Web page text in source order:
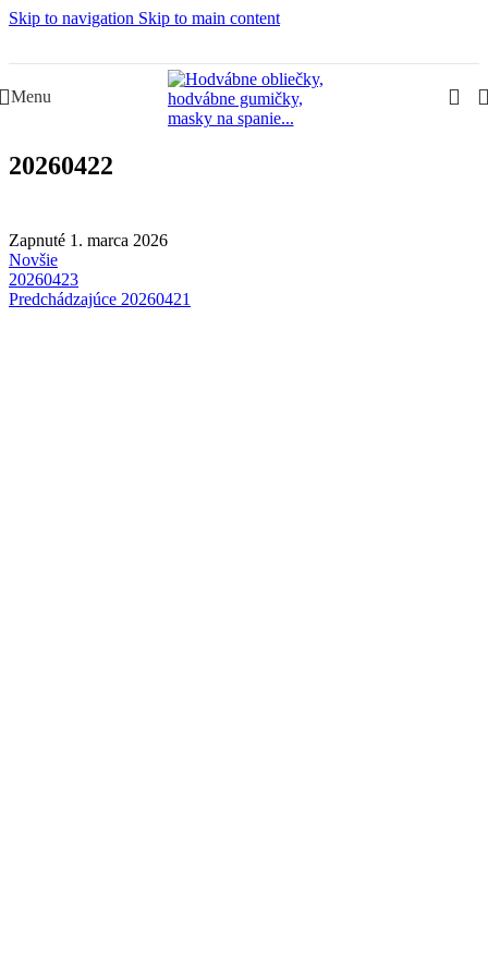
Skip to navigation Skip to main content
Menu
20260422
Zapnuté 1. marca 2026
Novšie
20260423
Predchádzajúce 20260421